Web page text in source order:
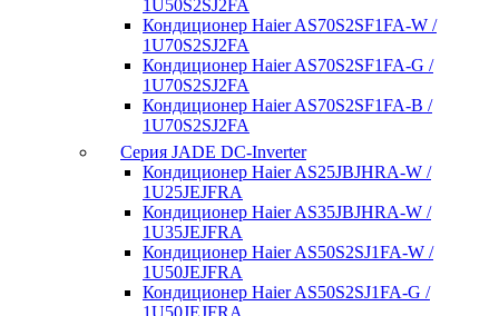
1U50S2SJ2FA
Кондиционер Haier AS70S2SF1FA-W /
1U70S2SJ2FA
Кондиционер Haier AS70S2SF1FA-G /
1U70S2SJ2FA
Кондиционер Haier AS70S2SF1FA-B /
1U70S2SJ2FA
Серия JADE DC-Inverter
Кондиционер Haier AS25JBJHRA-W /
1U25JEJFRA
Кондиционер Haier AS35JBJHRA-W /
1U35JEJFRA
Кондиционер Haier AS50S2SJ1FA-W /
1U50JEJFRA
Кондиционер Haier AS50S2SJ1FA-G /
1U50JEJFRA